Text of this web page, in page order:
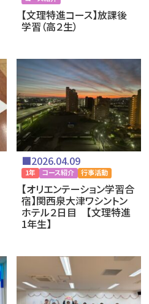
【文理特進コース】放課後
学習（高２生）
■2026.04.09
1年 コース紹介 行事活動
【オリエンテーション学習合
宿】関西泉大津ワシントン
ホテル２日目 【文理特進
1年生】